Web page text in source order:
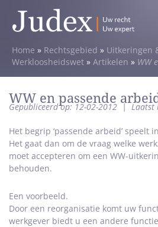
Home » Rechtsgebied » Uitkeringen
Werkloosheidswet » Artikelen » WW
WW en passende
Gepubliceerd op: 12-02-2012 |Laatst
Het begrip ‘passende arbeid’ speelt
Het gaat dan om de vraag welke
moet accepteren om een WW-
behouden.
Een voorbeeld.
Door een reorganisatie komt uw
werkgever biedt u een andere